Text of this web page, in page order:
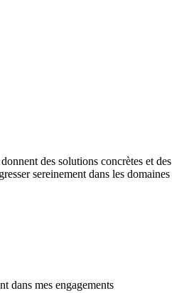
des solutions concrètes et des
sereinement dans les domaines
dans mes engagements